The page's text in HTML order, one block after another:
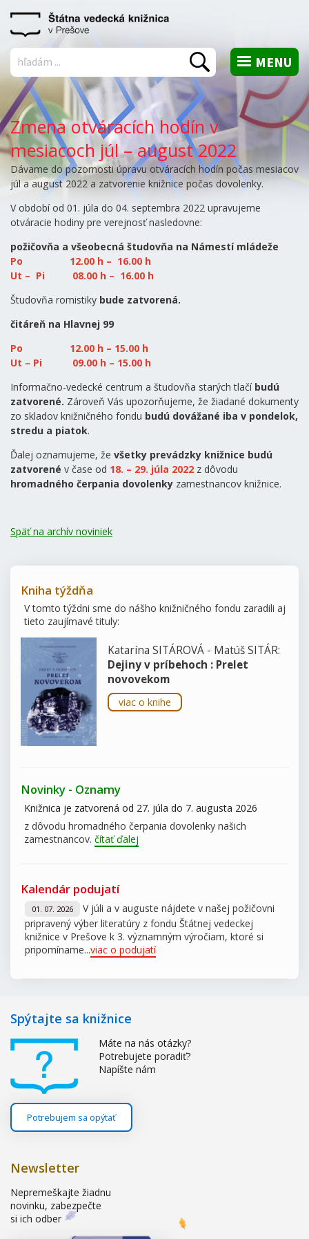
MENU
Vyhľadať
Zmena otváracích hodín v
mesiacoch júl – august 2022
Dávame do pozornosti úpravu otváracích hodín počas mesiacov
júl a august 2022 a zatvorenie knižnice počas dovolenky.
V období od 01. júla do 04. septembra 2022 upravujeme
otváracie hodiny pre verejnosť nasledovne:
požičovňa a všeobecná študovňa na Námestí mládeže
Po 12.00 h – 16.00 h
Ut – Pi 08.00 h – 16.00 h
Študovňa romistiky bude zatvorená.
čitáreň na Hlavnej 99
Po 12.00 h – 15.00 h
Ut – Pi 09.00 h – 15.00 h
Informačno-vedecké centrum a študovňa starých tlačí budú
zatvorené. Zároveň Vás upozorňujeme, že žiadané dokumenty
zo skladov knižničného fondu budú dovážané iba v pondelok,
stredu a piatok.
Ďalej oznamujeme, že všetky prevádzky knižnice budú
zatvorené v čase od 18. – 29. júla 2022 z dôvodu
hromadného čerpania dovolenky zamestnancov knižnice.
Späť na archív noviniek
Kniha týždňa
V tomto týždni sme do nášho knižničného fondu zaradili aj
tieto zaujímavé tituly:
Katarína SITÁROVÁ - Matúš SITÁR:
Dejiny v príbehoch : Prelet
novovekom
viac o knihe
Novinky - Oznamy
Knižnica je zatvorená od 27. júla do 7. augusta 2026
z dôvodu hromadného čerpania dovolenky našich
zamestnancov. čítať ďalej
Kalendár podujatí
01. 07. 2026
V júli a v auguste nájdete v našej požičovni
pripravený výber literatúry z fondu Štátnej vedeckej
knižnice v Prešove k 3. významným výročiam, ktoré si
pripomíname...viac o podujatí
Spýtajte sa knižnice
Máte na nás otázky?
Potrebujete poradiť?
Napíšte nám
Potrebujem sa opýtať
Newsletter
Nepremeškajte žiadnu
novinku, zabezpečte
si ich odber